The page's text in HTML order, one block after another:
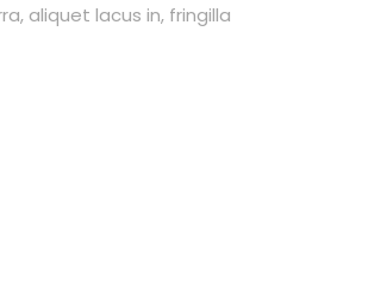
aliquet lacus in, fringilla